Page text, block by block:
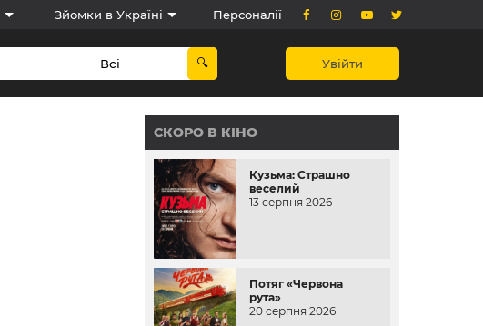
Зйомки в Україні Персоналії
Увійти
СКОРО В КІНО
Кузьма: Страшно
веселий
13 серпня 2026
Потяг «Червона
рута»
20 серпня 2026